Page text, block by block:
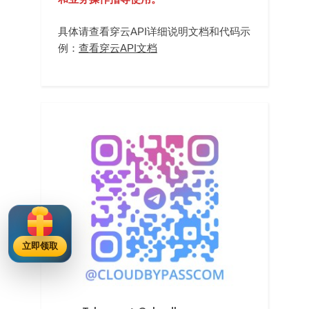
具体请查看穿云API详细说明文档和代码示
例： 查看穿云API文档
立即领取